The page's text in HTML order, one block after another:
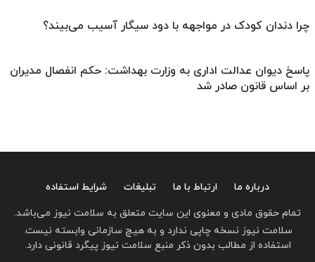
چرا دندان کودک در مواجهه با دود سیگار آسیب می‌بیند؟
پاسخ دیوان عدالت اداری به وزارت بهداشت: حکم انفصال مدیران
بر اساس قانون صادر شد
درباره ما ارتباط با ما تبلیغات
شرایط استفاده
تمام حقوق مادی و معنوی این سایت متعلق به سلامت نیوز می‌باشد.
سلامت نیوز نسخه چاپی ندارد و به هیچ سازمانی وابسته نیست.
استفاده از مطالب بدون ذکر منبع سلامت نیوز پیگرد قانونی دارد.